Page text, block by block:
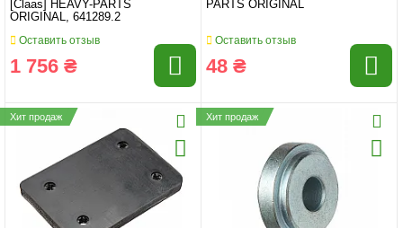
[Claas] HEAVY-PARTS
ORIGINAL, 641289.2
Оставить отзыв
1 756 ₴
PARTS ORIGINAL
Оставить отзыв
48 ₴
Хит продаж Хит продаж